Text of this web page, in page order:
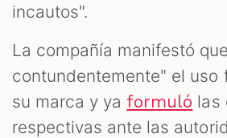
incautos".
La compañía manifestó
contundentemente" el uso
su marca y ya formuló las
respectivas ante las